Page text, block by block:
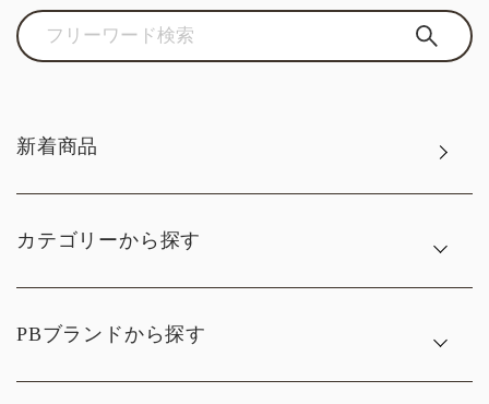
新着商品
カテゴリーから探す
PBブランドから探す